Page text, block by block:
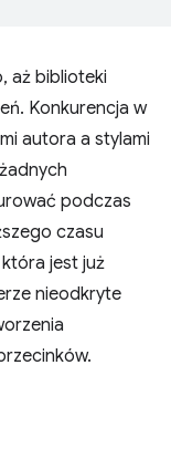
aż biblioteki
Konkurencja w
autora a stylami
podczas
czasu
jest już
nieodkryte